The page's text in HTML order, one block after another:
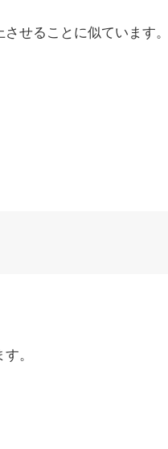
せることに似ています。
。